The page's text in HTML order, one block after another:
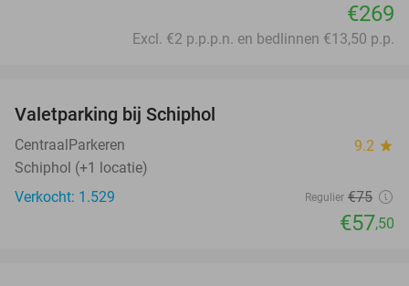
€269
Excl. €2 p.p.p.n. en bedlinnen €13,50 p.p.
Valetparking bij Schiphol
CentraalParkeren 9.2 star
Schiphol (+1 locatie)
Verkocht: 1.529
Regulier €75
€57,50